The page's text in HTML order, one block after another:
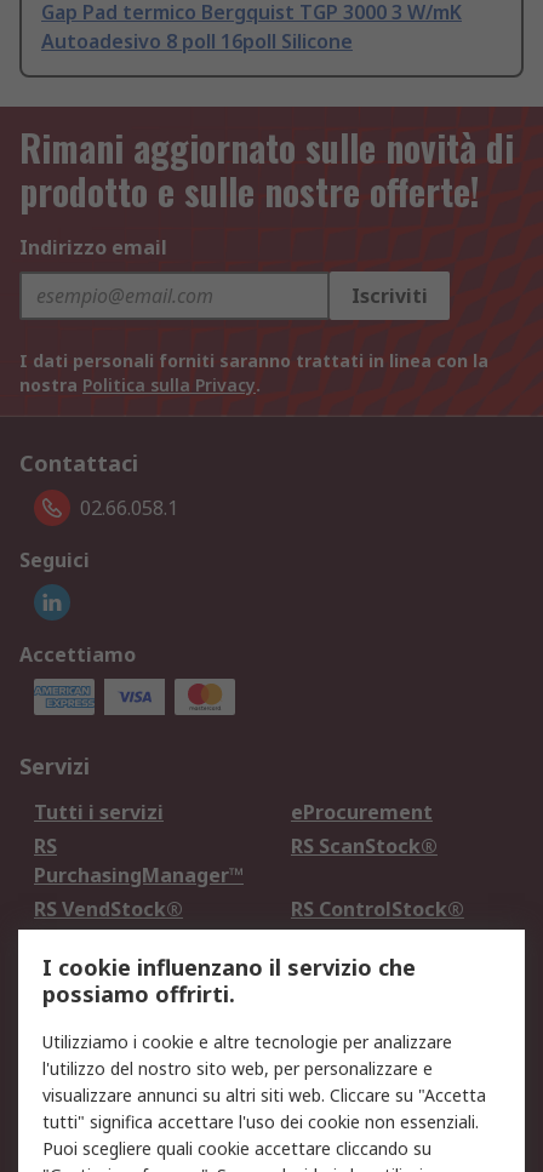
Gap Pad termico Bergquist TGP 3000 3 W/mK
Autoadesivo 8 poll 16poll Silicone
Rimani aggiornato sulle novità di
prodotto e sulle nostre offerte!
Indirizzo email
Iscriviti
I dati personali forniti saranno trattati in linea con la
nostra Politica sulla Privacy.
Contattaci
02.66.058.1
Seguici
Accettiamo
Servizi
Tutti i servizi
eProcurement
RS
PurchasingManager™
RS ScanStock®
RS VendStock®
RS ControlStock®
Legale
Informativa Cookie
Informativa Privacy -
Aggiornata
Email Security
Termini d'uso
Condizioni di vendita
Condizioni generali di
I cookie influenzano il servizio che
possiamo offrirti.
Utilizziamo i cookie e altre tecnologie per analizzare
l'utilizzo del nostro sito web, per personalizzare e
visualizzare annunci su altri siti web. Cliccare su "Accetta
tutti" significa accettare l'uso dei cookie non essenziali.
Puoi scegliere quali cookie accettare cliccando su